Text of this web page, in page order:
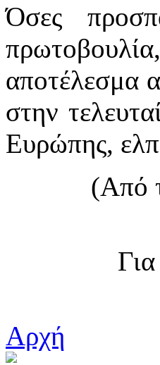
Όσες
αποτέλεσμα
στην
Ευρώπης,
(Από
Αρχή